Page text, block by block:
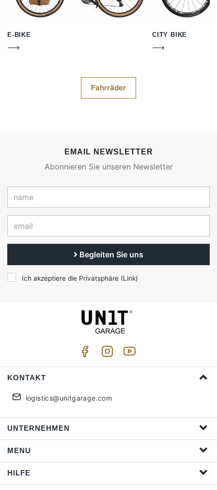
E-BIKE CITY BIKE
Fahrräder
EMAIL NEWSLETTER
Abonnieren Sie unseren Newsletter
Begleiten Sie uns
Ich akzeptiere die Privatsphäre (Link)
KONTAKT
logistics@unitgarage.com
UNTERNEHMEN
MENU
HILFE